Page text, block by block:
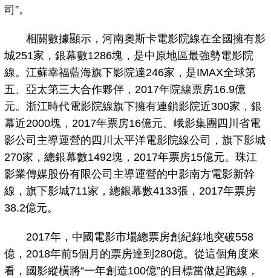
司”。
相關數據顯示，河南奧斯卡電影院線在全國擁有影
城251家，銀幕數1286塊，是中原地區最強勢電影院
線。江蘇幸福藍海旗下影院達246家，是IMAX全球第
五、亞太第三大合作夥伴，2017年院線票房16.9億
元。浙江時代電影院線旗下擁有連鎖影院近300家，銀
幕近2000塊，2017年票房16億元。峨影集團四川省電
影公司主導運營的四川太平洋電影院線公司，旗下影城
270家，總銀幕數1492塊，2017年票房15億元。珠江
影業傳媒股份有限公司主導運營的中影南方電影新幹
線，旗下影城711家，總銀幕數4133張，2017年票房
38.2億元。
2017年，中國電影市場總票房創紀錄地突破558
億，2018年前5個月的票房達到280億。從這個角度來
看，國影縱橫將“一年創造100億”的目標當做起跑線，